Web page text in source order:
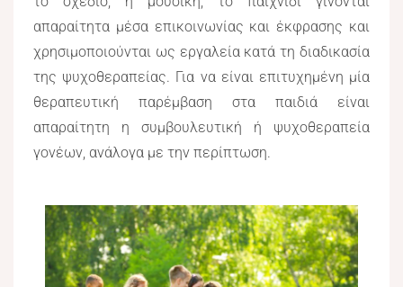
απαραίτητα μέσα επικοινωνίας και έκφρασης και
χρησιμοποιούνται ως εργαλεία κατά τη διαδικασία
της ψυχοθεραπείας. Για να είναι επιτυχημένη μία
θεραπευτική παρέμβαση στα παιδιά είναι
απαραίτητη η συμβουλευτική ή ψυχοθεραπεία
γονέων, ανάλογα με την περίπτωση.